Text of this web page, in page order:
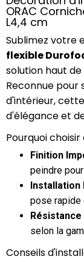
ORAC
L4,4 cm
Sublimez votre
flexible
solution haut
Reconnue
d'intérieur,
d'élégance et
Pourquoi
Finition
peindre
Installation
pose rapide
Résistance
selon la
Conseils